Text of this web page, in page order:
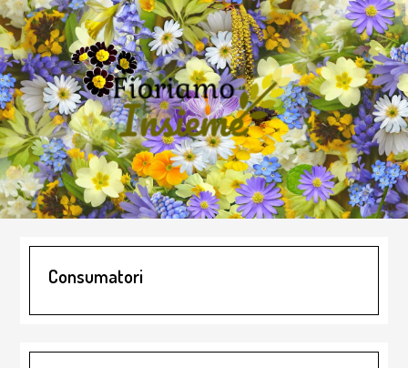
Skip
to
main
content
Skip
to
primary
sidebar
Skip
to
footer
Consumatori